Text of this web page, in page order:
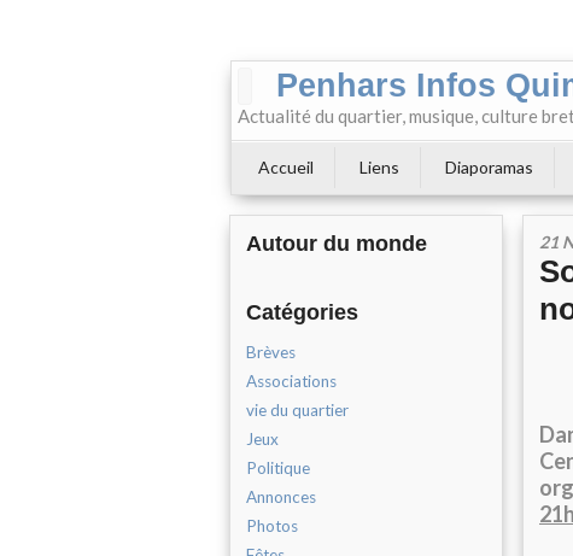
Penhars Infos
Actualité du quartier, musique, culture
Accueil Liens Diaporamas
Autour du monde
Catégories
Brèves
Associations
vie du quartier
Jeux
Politique
Annonces
Photos
21
21h